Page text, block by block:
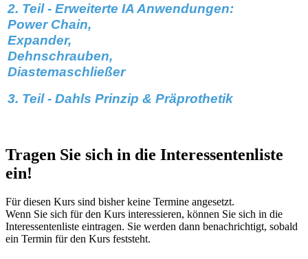
2. Teil - Erweiterte IA Anwendungen:
Power Chain,
Expander,
Dehnschrauben,
Diastemaschließer
3. Teil - Dahls Prinzip & Präprothetik
Tragen Sie sich in die Interessentenliste
ein!
Für diesen Kurs sind bisher keine Termine angesetzt.
Wenn Sie sich für den Kurs interessieren, können Sie sich in die
Interessentenliste eintragen. Sie werden dann benachrichtigt, sobald
ein Termin für den Kurs feststeht.